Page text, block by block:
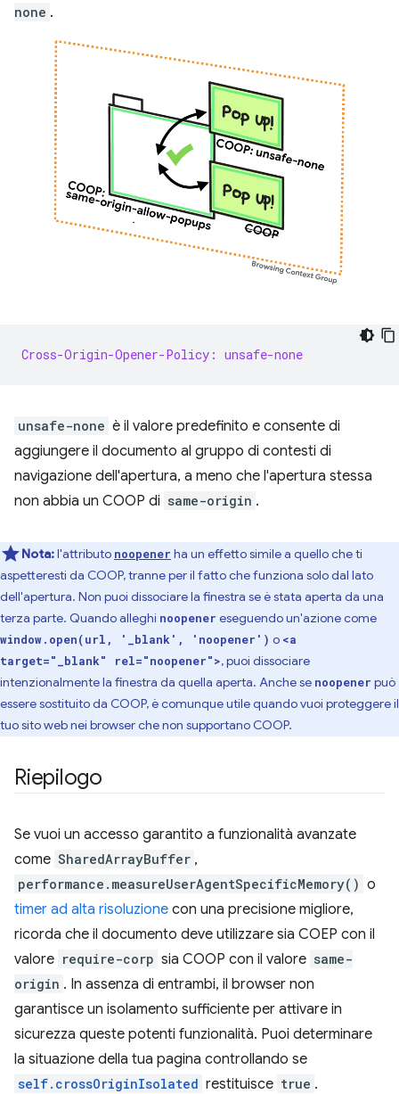
none .
Cross-Origin-Opener-Policy: unsafe-none
unsafe-none è il valore predefinito e consente di
aggiungere il documento al gruppo di contesti di
navigazione dell'apertura, a meno che l'apertura stessa
non abbia un COOP di same-origin .
Nota:l'attributo noopener ha un effetto simile a quello che ti
aspetteresti da COOP, tranne per il fatto che funziona solo dal lato
dell'apertura. Non puoi dissociare la finestra se è stata aperta da una
terza parte. Quando alleghi noopener eseguendo un'azione come
window.open(url, '_blank', 'noopener') o <a
target="_blank" rel="noopener">, puoi dissociare
intenzionalmente la finestra da quella aperta. Anche se noopener può
essere sostituito da COOP, è comunque utile quando vuoi proteggere il
tuo sito web nei browser che non supportano COOP.
Riepilogo
Se vuoi un accesso garantito a funzionalità avanzate
come SharedArrayBuffer ,
performance.measureUserAgentSpecificMemory() o
timer ad alta risoluzione con una precisione migliore,
ricorda che il documento deve utilizzare sia COEP con il
valore require-corp sia COOP con il valore same-
origin . In assenza di entrambi, il browser non
garantisce un isolamento sufficiente per attivare in
sicurezza queste potenti funzionalità. Puoi determinare
la situazione della tua pagina controllando se
self.crossOriginIsolated restituisce true .